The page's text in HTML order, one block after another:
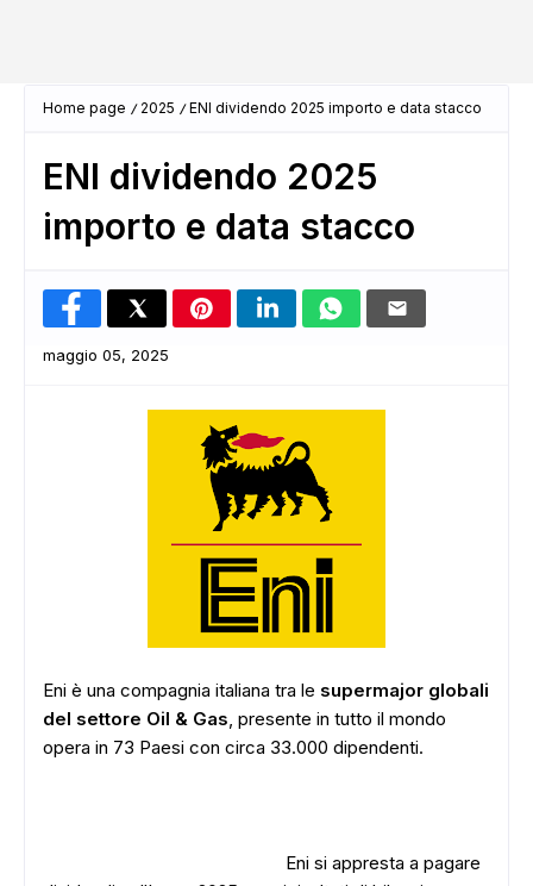
Home page 2025 ENI dividendo 2025 importo e data stacco
ENI dividendo 2025
importo e data stacco
maggio 05, 2025
Eni è una compagnia italiana tra le supermajor globali
del settore Oil & Gas, presente in tutto il mondo
opera in 73 Paesi con circa 33.000 dipendenti.
Eni si appresta a pagare